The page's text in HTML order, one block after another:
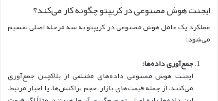
ایجنت هوش مصنوعی در کریپتو چگونه کار می‌کند؟
عملکرد یک عامل هوش مصنوعی در کریپتو به سه مرحله اصلی تقسیم
می‌شود:
جمع‌آوری داده‌ها:
ایجنت هوش مصنوعی داده‌های مختلفی از بلاکچین جمع‌آوری
می‌کنند، از جمله قیمت‌های بازار، حجم تراکنش‌ها، یا اخبار مرتبط.